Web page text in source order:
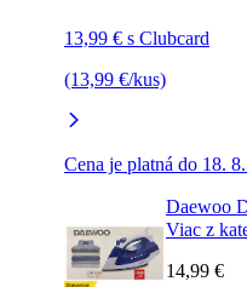
13,99 € s Clubcard
(13,99 €/kus)
Cena je platná do 18.
Daewoo
Viac z
14,99 €